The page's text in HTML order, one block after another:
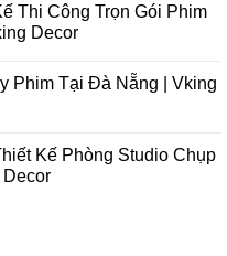
Thi Công Trọn Gói Phim
Decor
Phim Tại Đà Nẵng | Vking
Kế Phòng Studio Chụp